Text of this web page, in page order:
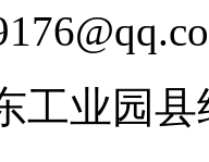
工业园县